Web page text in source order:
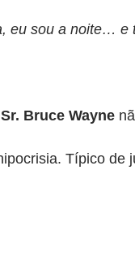
eu sou a noite… e
Sr. Bruce Wayne
Típico de